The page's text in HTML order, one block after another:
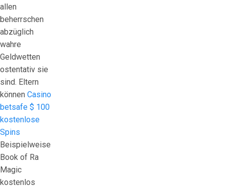
allen
beherrschen
abzüglich
wahre
Geldwetten
ostentativ sie
sind. Eltern
können Casino
betsafe $ 100
kostenlose
Spins
Beispielweise
Book of Ra
Magic
kostenlos